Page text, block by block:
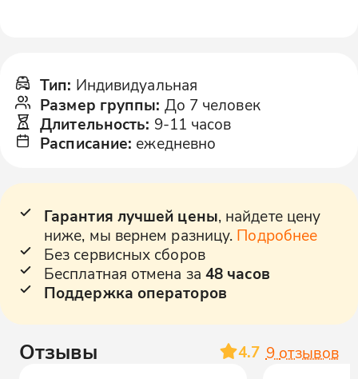
Тип: Индивидуальная
Размер группы: До 7 человек
Длительность: 9-11 часов
Расписание: ежедневно
Гарантия лучшей цены, найдете цену
ниже, мы вернем разницу. Подробнее
Без сервисных сборов
Бесплатная отмена за 48 часов
Поддержка операторов
Отзывы 4.7 9 отзывов